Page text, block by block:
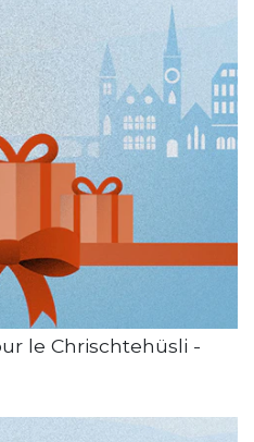
le Chrischtehüsli -